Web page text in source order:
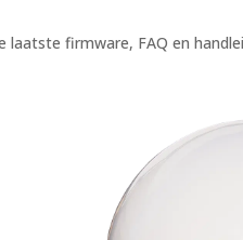
laatste firmware, FAQ en